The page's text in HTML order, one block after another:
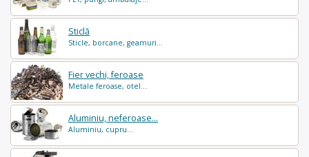
Sticlă
Sticle, borcane, geamuri...
Fier vechi, feroase
Metale feroase, otel...
Aluminiu, neferoase...
Aluminiu, cupru...